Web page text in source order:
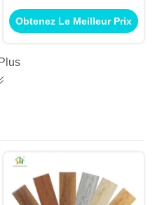
résistant à l'eau et
aux moisissures
Obtenez Le Meilleur Prix